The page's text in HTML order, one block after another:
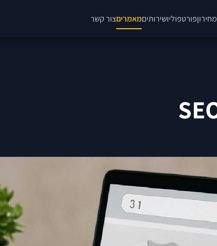
מחירוןפורטפוליושירותיםמאמריםצור קשר